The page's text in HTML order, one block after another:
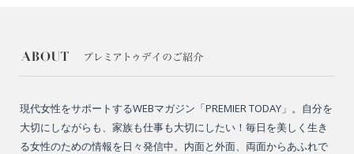
現代女性をサポートするWEBマガジン「PREMIER TODAY」。自分を
大切にしながらも、家族も仕事も大切にしたい！毎日を美しく生き
る女性のための情報を日々発信中。内面と外面、両面からあふれで